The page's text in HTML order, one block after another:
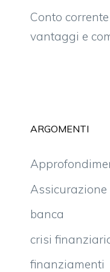
Conto
vantaggi e
ARGOMENTI
Assicurazione
banca
crisi
finanziamenti